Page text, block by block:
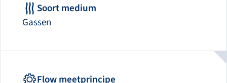
Soort medium
Gassen
Flow meetprincipe